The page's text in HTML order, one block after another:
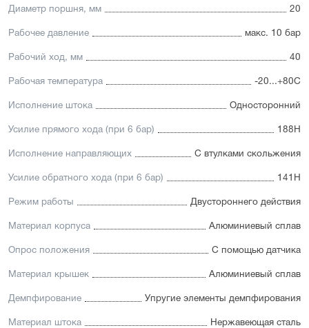
трёх сторон
промышленности
Низкий уровень шума работы
Диаметр поршня, мм 20
Рабочее давление макс. 10 бар
Рабочий ход, мм 40
Рабочая температура -20...+80С
Исполнение штока Односторонний
Усилие прямого хода (при 6 бар) 188Н
Исполнение направляющих С втулками скольжения
Усилие обратного хода (при 6 бар) 141Н
Режим работы Двустороннего действия
Материал корпуса Алюминиевый сплав
Опрос положения С помощью датчика
Материал крышек Алюминиевый сплав
Демпфирование Упругие элементы демпфирования
Материал штока Нержавеющая сталь